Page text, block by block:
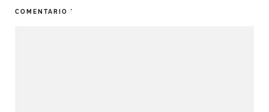
COMENTARIO *